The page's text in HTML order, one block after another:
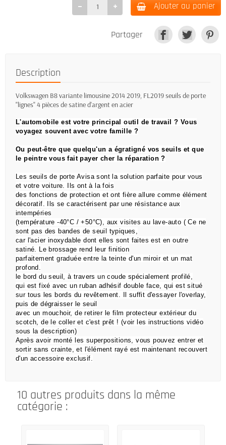
Ajouter au panier
Partager
Description
Volkswagen B8 variante limousine 2014 2019, FL2019 seuils de porte
"lignes" 4 pièces de satine d'argent en acier
L'automobile est votre principal outil de travail ? Vous
voyagez souvent avec votre famille ?
Ou peut-être que quelqu'un a égratigné vos seuils et que
le peintre vous fait payer cher la réparation ?
Les seuils de porte Avisa sont la solution parfaite pour vous
et votre voiture. Ils ont à la fois
des fonctions de protection et ont fière allure comme élément
décoratif. Ils se caractérisent par une résistance aux
intempéries
(température -40°C / +50°C), aux visites au lave-auto ( Ce ne
sont pas des bandes de seuil typiques,
car l'acier inoxydable dont elles sont faites est en outre
satiné. Le brossage rend leur finition
parfaitement graduée entre la teinte d'un miroir et un mat
profond.
le bord du seuil, à travers un coude spécialement profilé,
qui estfixé avec un ruban adhésif double face,qui est situé
sur tous les bords du revêtement.
Il suffit d'essayer l'overlay,
puis de dégraisser le seuil
avec un mouchoir, de retirer le film protecteur extérieur du
scotch, de le coller et c'est prêt ! (voir les instructions vidéo
sous la description)
Après avoir monté les superpositions, vous pouvez entrer et
sortir sans crainte, et l'élément rayé est maintenant recouvert
d'un accessoire exclusif.
10 autres produits dans la même
catégorie :